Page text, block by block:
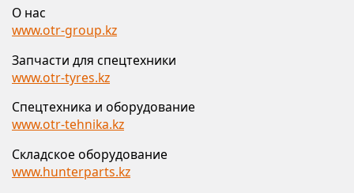
О нас
www.otr-group.kz
Запчасти для спецтехники
www.otr-tyres.kz
Спецтехника и оборудование
www.otr-tehnika.kz
Складское оборудование
www.hunterparts.kz